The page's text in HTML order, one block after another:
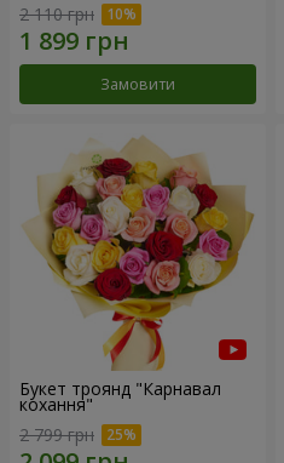
2 110 грн
Замовити
Букет троянд "Карнавал
кохання"
2 799 грн